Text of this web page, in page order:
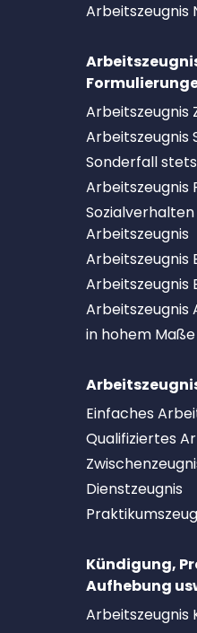
Arbeitszeugnis
Arbeitszeugnis
Arbeitszeugnis
Sonderfall
Arbeitszeugnis
Arbeitszeugnis
Arbeitszeugnis
Arbeitszeugnis
Arbeitszeugnis
in hohem Maße
Einfaches
Qualifiziertes
Dienstzeugnis
Kündigung,
Aufhebung
Arbeitszeugnis